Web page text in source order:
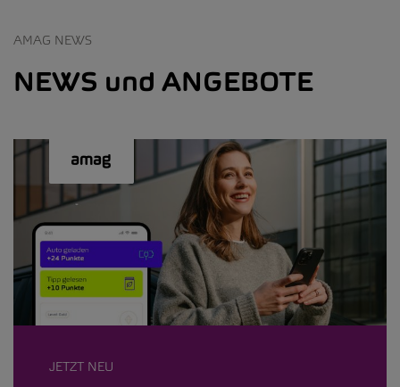
AMAG NEWS
NEWS und ANGEBOTE
JETZT NEU